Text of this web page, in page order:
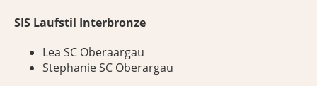
SIS Laufstil Interbronze
Lea SC Oberaargau
Stephanie SC Oberargau